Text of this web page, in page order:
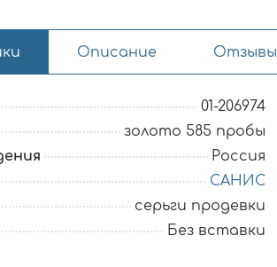
Описание Отзывы
01-206974
золото 585 пробы
Россия
САНИС
серьги продевки
Без вставки